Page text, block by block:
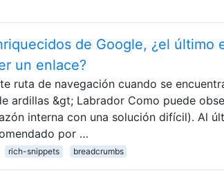
de Google, ¿el último
un enlace?
ruta de navegación cuando se
ardillas &gt; Labrador Como puede
interna con una solución difícil). Al
por …
rich-snippets breadcrumbs